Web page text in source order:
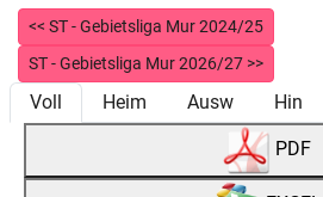
<< ST - Gebietsliga Mur 2024/25
ST - Gebietsliga Mur 2026/27 >>
Voll Heim Ausw Hin
PDF